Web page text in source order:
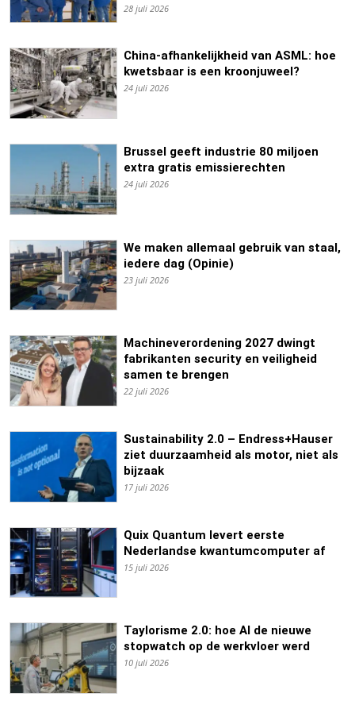
28 juli 2026
China-afhankelijkheid van ASML: hoe
kwetsbaar is een kroonjuweel?
24 juli 2026
Brussel geeft industrie 80 miljoen
extra gratis emissierechten
24 juli 2026
We maken allemaal gebruik van staal,
iedere dag (Opinie)
23 juli 2026
Machineverordening 2027 dwingt
fabrikanten security en veiligheid
samen te brengen
22 juli 2026
Sustainability 2.0 – Endress+Hauser
ziet duurzaamheid als motor, niet als
bijzaak
17 juli 2026
Quix Quantum levert eerste
Nederlandse kwantumcomputer af
15 juli 2026
Taylorisme 2.0: hoe AI de nieuwe
stopwatch op de werkvloer werd
10 juli 2026